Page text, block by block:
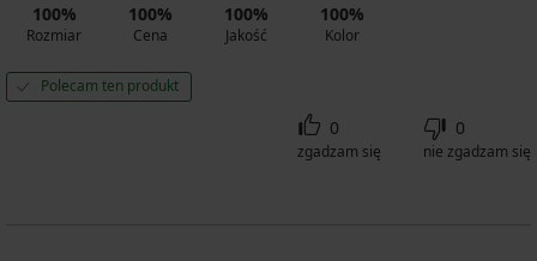
100%
Rozmiar
100%
Cena
100%
Jakość
100%
Kolor
Polecam ten produkt
0
zgadzam się
0
nie zgadzam się